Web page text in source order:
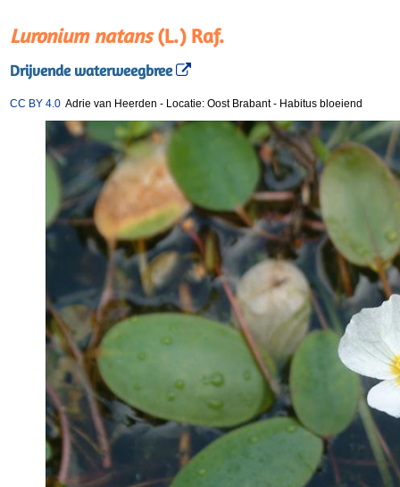
Luronium natans(L.) Raf.
Drijvende waterweegbree
CC BY 4.0 Adrie van Heerden - Locatie: Oost Brabant- Habitus bloeiend